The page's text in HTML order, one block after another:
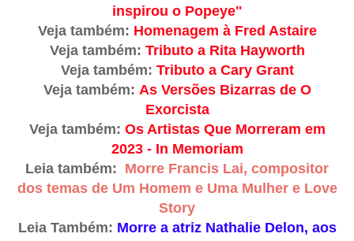
inspirou o Popeye"
Veja também: Homenagem à Fred Astaire
Veja também: Tributo a Rita Hayworth
Veja também: Tributo a Cary Grant
Veja também: As Versões Bizarras de O
Exorcista
Veja também: Os Artistas Que Morreram em
2023 - In Memoriam
Leia também: Morre Francis Lai, compositor
dos temas de Um Homem e Uma Mulher e Love
Story
Leia Também: Morre a atriz Nathalie Delon, aos